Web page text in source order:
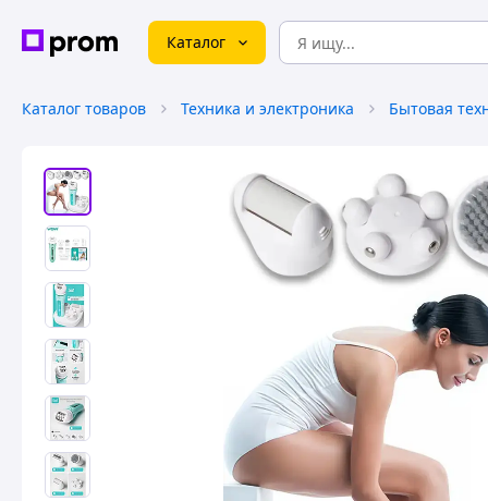
Каталог
Каталог товаров Техника и электроника Бытовая